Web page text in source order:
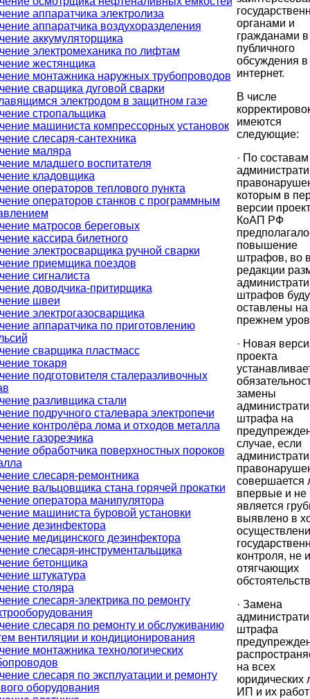
аппаратчика электролиза
аппаратчика воздухоразделения
аккумуляторщика
электромеханика по лифтам
жестянщика
монтажника наружных трубопроводов
сварщика дуговой сварки
электродом в защитном газе
стропальщика
машиниста компрессорных установок
слесаря-сантехника
маляра
младшего воспитателя
кладовщика
операторов теплового пункта
операторов станков с программным
матросов береговых
кассира билетного
электросварщика ручной сварки
приемщика поездов
сигналиста
доводчика-притирщика
швеи
электрогазосварщика
аппаратчика по приготовлению
сварщика пластмасс
токаря
подготовителя сталеразливочных
разливщика стали
подручного сталевара электропечи
контролёра лома и отходов металла
газорезчика
обработчика поверхностных пороков
слесаря-ремонтника
вальцовщика стана горячей прокатки
оператора манипулятора
машиниста буровой установки
дезинфектора
медицинского дезинфектора
слесаря-инструментальщика
бетонщика
штукатура
столяра
слесаря-электрика по ремонту
слесаря по ремонту и обслуживанию
вентиляции и кондиционирования
монтажника технологических
слесаря по эксплуатации и ремонту
оборудования
органами и
гражданами
публичного
обсуждения в
интернет.
В числе
имеются
следующие:
· По составам
которым в
версии
КоАП РФ
повышение
штрафов, во
редакции
штрафов
оставлены на
прежнем
· Новая
проекта
замены
штрафа на
случае, если
совершается
впервые и не
является
выявлено в
контроля, не
отягчающих
· Замена
штрафа
на всех
юридических
ИП и их